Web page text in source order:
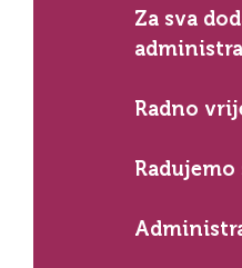
Za sva
Radno